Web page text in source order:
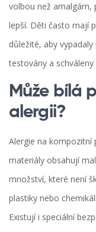
volbou než
lepší. Děti často mají
důležité, aby
testovány a
Může bílá
alergii?
Alergie na kompozitní
materiály obsahují
množství, které není
plastiky nebo
Existují i speciální